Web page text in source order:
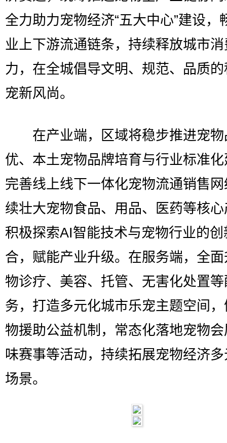
全力助力宠物经济“五大中心”建设，
业上下游流通链条，持续释放城市
力，在全城倡导文明、规范、品质
宠新风尚。
在产业端，区域将稳步推进宠物
优、本土宠物品牌培育与行业标准
完善线上线下一体化宠物流通销售
续壮大宠物食品、用品、医药等核
积极探索AI智能技术与宠物行业的创
合，赋能产业升级。在服务端，全
物诊疗、美容、托管、无害化处置
务，打造多元化城市乐宠主题空间
物援助公益机制，常态化落地宠物
味赛事等活动，持续拓展宠物经济
场景。